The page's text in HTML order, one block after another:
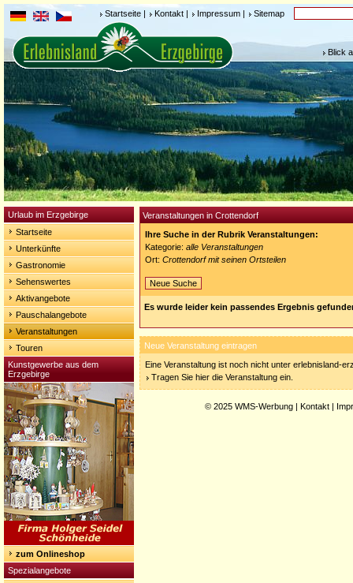
Startseite | Kontakt | Impressum | Sitemap
Blick
Urlaub im Erzgebirge
Startseite
Unterkünfte
Gastronomie
Sehenswertes
Aktivangebote
Pauschalangebote
Veranstaltungen
Touren
Kunstgewerbe aus dem
Erzgebirge
zum Onlineshop
Spezialangebote
Veranstaltungen in Crottendorf
Ihre Suche in der Rubrik Veranstaltungen:
Kategorie: alle Veranstaltungen
Ort: Crottendorf mit seinen Ortsteilen
Neue Suche
Es wurde leider kein passendes Ergebnis
Neue Veranstaltung eintragen
Eine Veranstaltung ist noch nicht unter erlebnisland-
Tragen Sie hier die Veranstaltung ein.
© 2025 WMS-Werbung | Kontakt |